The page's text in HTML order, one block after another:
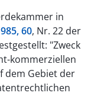
in
60, Nr. 22 der
"Zweck
kommerziellen
dem Gebiet der